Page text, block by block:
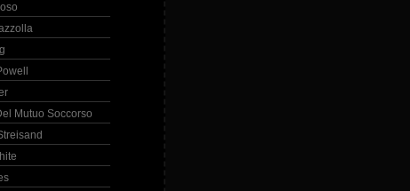
Mutuo Soccorso